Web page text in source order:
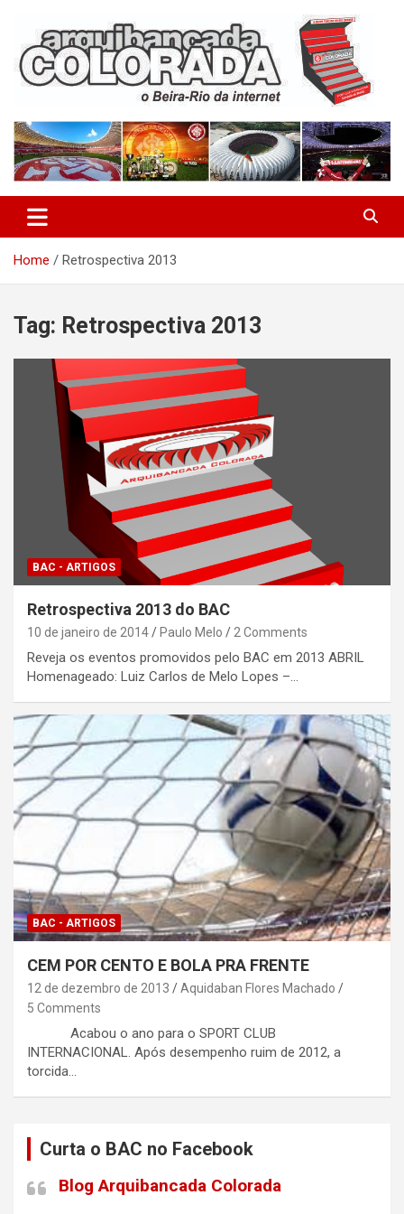
content
Arquibancada Colorada
Home Retrospectiva 2013
Tag: Retrospectiva 2013
BAC - ARTIGOS
Retrospectiva 2013 do BAC
10 de janeiro de 2014 Paulo Melo 2 Comments
Reveja os eventos promovidos pelo BAC em 2013 ABRIL
Homenageado: Luiz Carlos de Melo Lopes –…
BAC - ARTIGOS
CEM POR CENTO E BOLA PRA FRENTE
12 de dezembro de 2013
Aquidaban Flores Machado
5 Comments
Acabou o ano para o SPORT CLUB
INTERNACIONAL. Após desempenho ruim de 2012, a
torcida…
Curta o BAC no Facebook
Blog Arquibancada Colorada